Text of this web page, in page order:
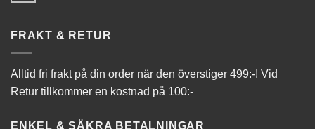
FRAKT & RETUR
Alltid fri frakt på din order när den överstiger 499:-! Vid
Retur tillkommer en kostnad på 100:-
ENKEL & SÄKRA BETALNINGAR